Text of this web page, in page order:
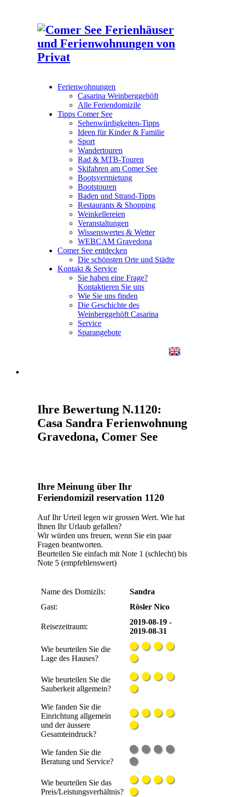
Ferienwohnungen
Casarina Weinberggehöft
Alle Feriendomizile
Tipps Comer See
Sehenwürdigkeiten-Tipps
Ideen für Kinder & Familie
Sport
Wandertouren
Rad & MTB-Touren
Skifahren am Comer See
Bootsvermietung
Bootstouren
Baden und Strand-Tipps
Restaurants & Shopping
Weinkellereien
Veranstaltungen
Wissenswertes & Wetter
WEBCAM Gravedona
Comer See entdecken
Die schönsten Orte und Städte
Kontakt & Service
Sie haben eine Frage?
Kontaktieren Sie uns
Wie Sie uns finden
Die Geschichte des
Weinberggehöft Casarina
Service
Sparangebote
Ihre Bewertung N.1120:
Casa Sandra Ferienwohnung
Gravedona, Comer See
Ihre Meinung über Ihr
Feriendomizil reservation 1120
Auf Ihr Urteil legen wir grossen Wert. Wie hat
Ihnen Ihr Urlaub gefallen?
Wir würden uns freuen, wenn Sie ein paar
Fragen beantworten.
Beurteilen Sie einfach mit Note 1 (schlecht) bis
Note 5 (empfehlenswert)
Name des Domizils:
Sandra
Gast:
Rösler Nico
Reisezeitraum:
2019-08-19 -
2019-08-31
Wie beurteilen Sie die
Lage des Hauses?
Wie beurteilen Sie die
Sauberkeit allgemein?
Wie fanden Sie die
Einrichtung allgemein
und der äussere
Gesamteindruck?
Wie fanden Sie die
Beratung und Service?
Wie beurteilen Sie das
Preis/Leistungsverhältnis?